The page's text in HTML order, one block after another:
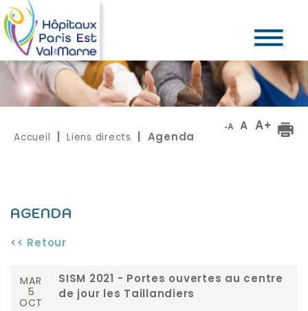
Accueil Liens directs | Agenda
AGENDA
<< Retour
MAR
5
OCT
SISM 2021 - Portes ouvertes au centre
de jour les Taillandiers